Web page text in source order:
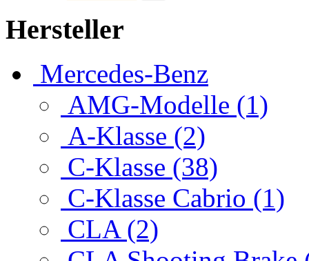
Hersteller
Mercedes-Benz
AMG-Modelle (1)
A-Klasse (2)
C-Klasse (38)
C-Klasse Cabrio (1)
CLA (2)